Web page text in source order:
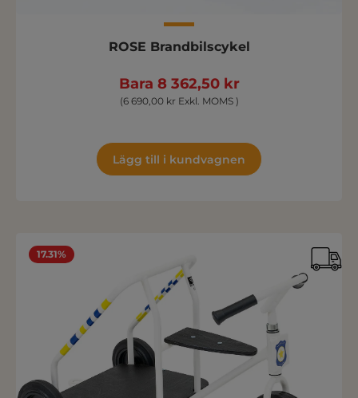
ROSE Brandbilscykel
Bara 8 362,50 kr
(6 690,00 kr Exkl. MOMS )
Lägg till i kundvagnen
17.31%